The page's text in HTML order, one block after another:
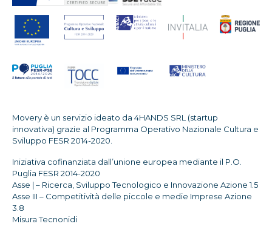
Movery è un servizio ideato da 4HANDS SRL (startup
innovativa) grazie al Programma Operativo Nazionale Cultura e
Sviluppo FESR 2014-2020.
Iniziativa cofinanziata dall’unione europea mediante il P.O.
Puglia FESR 2014-2020
Asse | – Ricerca, Sviluppo Tecnologico e Innovazione Azione 1.5
Asse III – Competitività delle piccole e medie Imprese Azione
3.8
Misura Tecnonidi